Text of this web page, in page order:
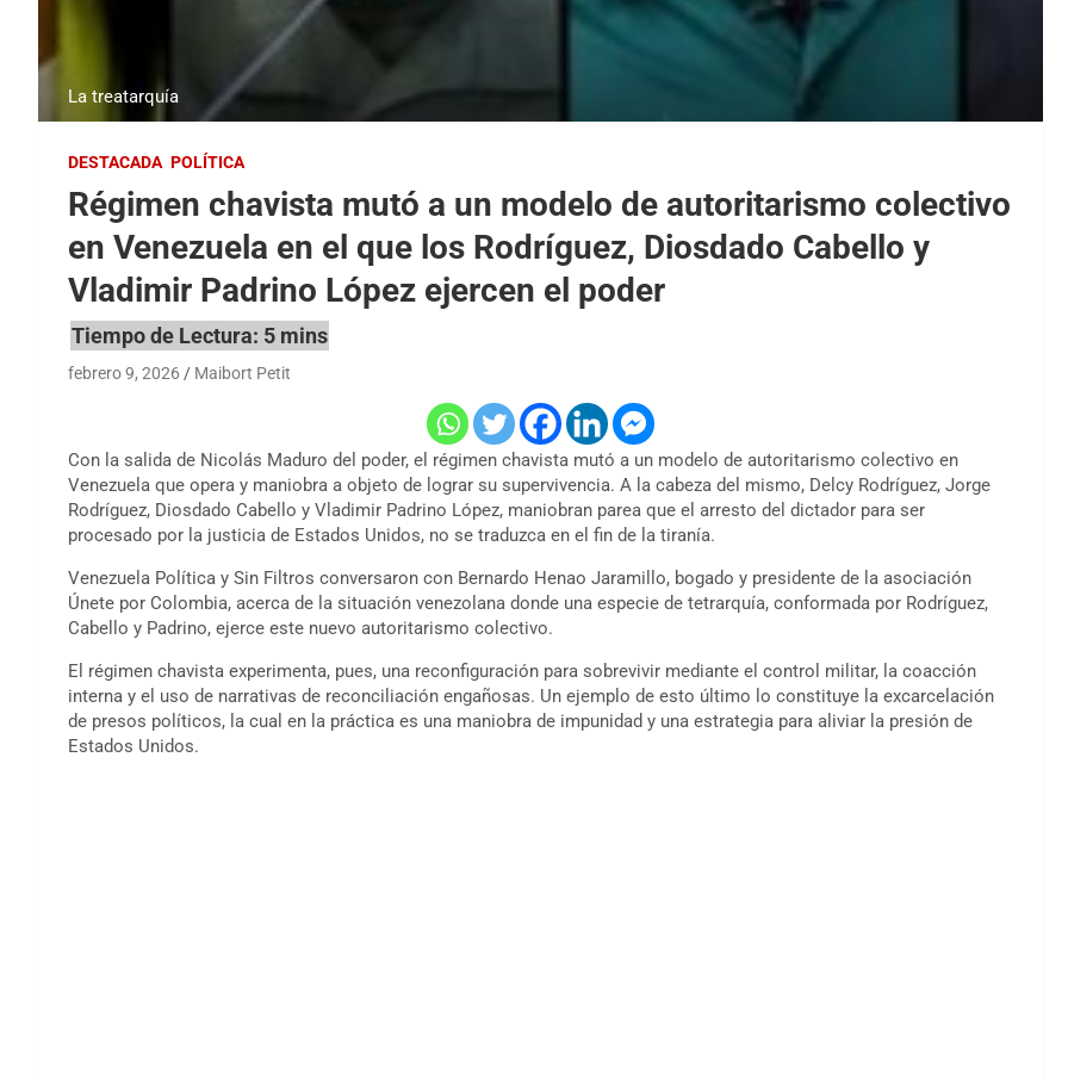
La treatarquía
DESTACADA POLÍTICA
Régimen chavista mutó a un modelo de autoritarismo colectivo
en Venezuela en el que los Rodríguez, Diosdado Cabello y
Vladimir Padrino López ejercen el poder
febrero 9, 2026 Maibort Petit
Con la salida de Nicolás Maduro del poder, el régimen chavista mutó a un modelo de autoritarismo colectivo en
Venezuela que opera y maniobra a objeto de lograr su supervivencia. A la cabeza del mismo, Delcy Rodríguez, Jorge
Rodríguez, Diosdado Cabello y Vladimir Padrino López, maniobran parea que el arresto del dictador para ser
procesado por la justicia de Estados Unidos, no se traduzca en el fin de la tiranía.
Venezuela Política y Sin Filtros conversaron con Bernardo Henao Jaramillo, bogado y presidente de la asociación
Únete por Colombia, acerca de la situación venezolana donde una especie de tetrarquía, conformada por Rodríguez,
Cabello y Padrino, ejerce este nuevo autoritarismo colectivo.
El régimen chavista experimenta, pues, una reconfiguración para sobrevivir mediante el control militar, la coacción
interna y el uso de narrativas de reconciliación engañosas. Un ejemplo de esto último lo constituye la excarcelación
de presos políticos, la cual en la práctica es una maniobra de impunidad y una estrategia para aliviar la presión de
Estados Unidos.